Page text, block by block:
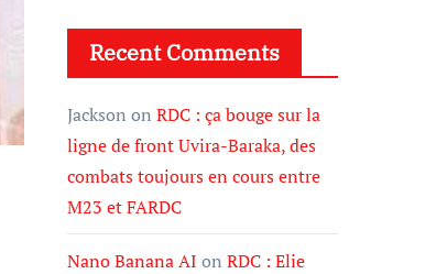
Recent Comments
Jackson on RDC : ça bouge sur la
ligne de front Uvira-Baraka, des
combats toujours en cours entre
M23 et FARDC
Nano Banana AI on RDC : Elie